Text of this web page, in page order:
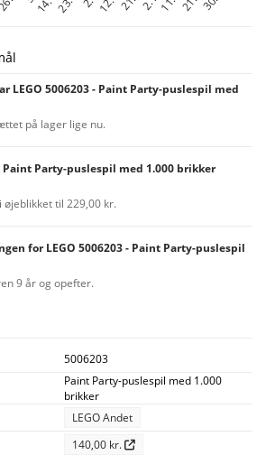
LEGO 5006203 - Paint Party-puslespil med
på lager lige nu.
Paint Party-puslespil med 1.000 brikker
til 229,00 kr.
for LEGO 5006203 - Paint Party-puslespil
9 år og opefter.
5006203
Paint Party-puslespil med 1.000
brikker
LEGO Andet
140,00 kr.